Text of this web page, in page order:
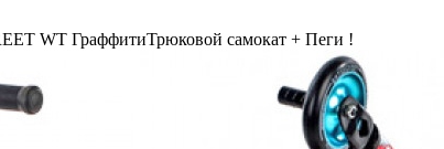
WT ГраффитиТрюковой самокат + Пеги !